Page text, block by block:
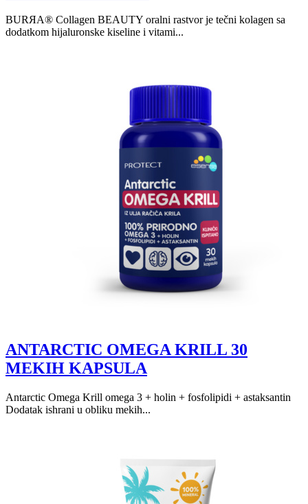
BURЯA® Collagen BEAUTY oralni rastvor je tečni kolagen sa
dodatkom hijaluronske kiseline i vitami...
ANTARCTIC OMEGA KRILL 30
MEKIH KAPSULA
Antarctic Omega Krill omega 3 + holin + fosfolipidi + astaksantin
Dodatak ishrani u obliku mekih...